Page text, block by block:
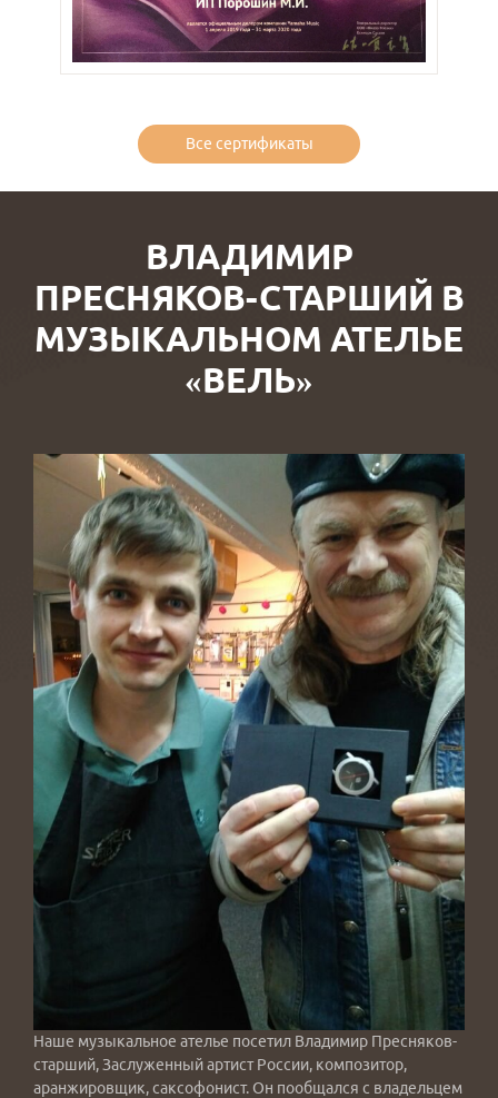
Все сертификаты
ВЛАДИМИР
ПРЕСНЯКОВ-СТАРШИЙ В
МУЗЫКАЛЬНОМ АТЕЛЬЕ
«ВЕЛЬ»
Наше музыкальное ателье посетил Владимир Пресняков-
старший, Заслуженный артист России, композитор,
аранжировщик, саксофонист. Он пообщался с владельцем